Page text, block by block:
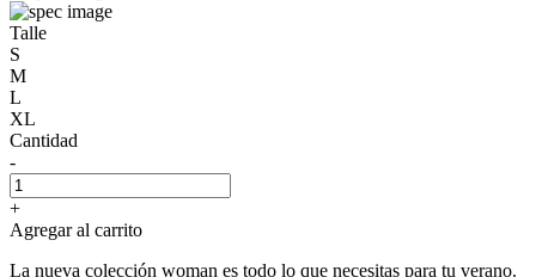
Talle
S
M
L
XL
Cantidad
-
+
Agregar al carrito
La nueva colección woman es todo lo que necesitas para tu verano.